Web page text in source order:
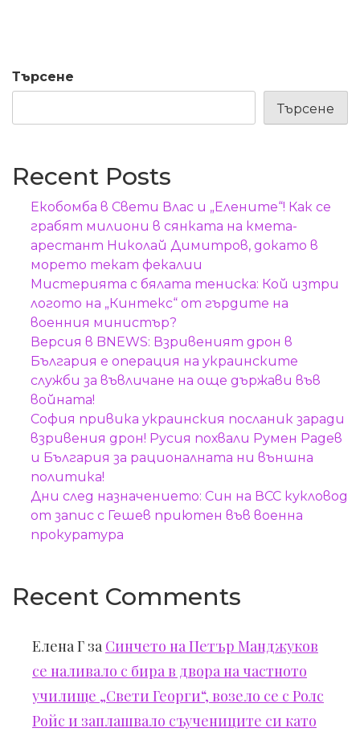
Търсене
Търсене
Recent Posts
Екобомба в Свети Влас и „Елените“! Как се
грабят милиони в сянката на кмета-
арестант Николай Димитров, докато в
морето текат фекалии
Мистерията с бялата тениска: Кой изтри
логото на „Кинтекс“ от гърдите на
военния министър?
Версия в BNEWS: Взривеният дрон в
България е операция на украинските
служби за въвличане на още държави във
войната!
София привика украинския посланик заради
взривения дрон! Русия похвали Румен Радев
и България за рационалната ни външна
политика!
Дни след назначението: Син на ВСС кукловод
от запис с Гешев приютен във военна
прокуратура
Recent Comments
Елена Г за Синчето на Петър Манджуков
се наливало с бира в двора на частното
училище „Свети Георги“, возело се с Ролс
Ройс и заплашвало съучениците си като